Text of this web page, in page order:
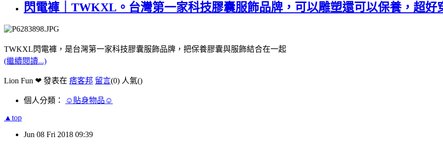
閃電褲｜TWKXL。台灣第一家科技膠囊服飾品牌，可以雕塑還可以保養，超好
TWKXL閃電褲，是台灣第一家科技膠囊服飾品牌，把保養膠囊與服飾結合在一起
(繼續閱讀...)
Lion Fun ❤ 發表在 痞客邦 留言(0) 人氣()
個人分類： ☺貼身物品☺
▲top
Jun 08 Fri 2018 09:39